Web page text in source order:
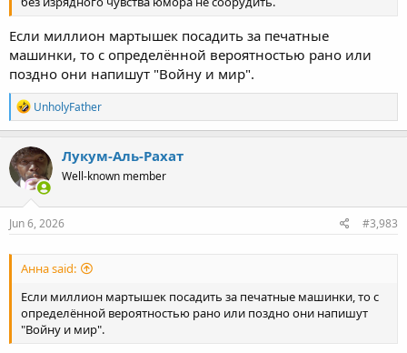
Если миллион мартышек посадить за печатные
машинки, то с определённой вероятностью рано или
поздно они напишут "Войну и мир".
R
e
a
c
t
i
o
n
s
UnholyFather
Лукум-Аль-Рахат
Well-known member
Jun 6, 2026 #3,983
Анна said:
Если миллион мартышек посадить за печатные машинки, то с
определённой вероятностью рано или поздно они напишут
"Войну и мир".